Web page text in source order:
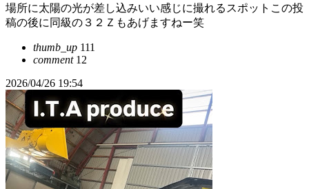
場所に太陽の光が差し込みいい感じに撮れるスポットこの投
稿の後に同級の３２Ｚもあげますねー笑
thumb_up 111
comment12
2026/04/26 19:54